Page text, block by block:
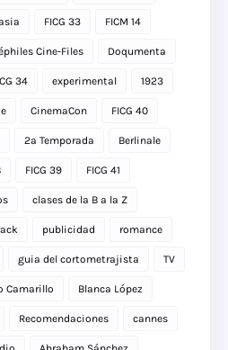
FICG 33 FICM 14
Cine-Files Doqumenta
34 experimental 1923
CinemaCon FICG 40
2a Temporada Berlinale
FICG 39 FICG 41
clases de la B a la Z
publicidad romance
guia del cortometrajista TV
Camarillo Blanca López
Recomendaciones cannes